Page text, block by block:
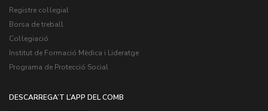
Registre col·legial
Borsa de treball
Col·legiació
Institut de Formació Mèdica i Lideratge
Programa de Protecció Social
DESCARREGA’T L’APP DEL COMB